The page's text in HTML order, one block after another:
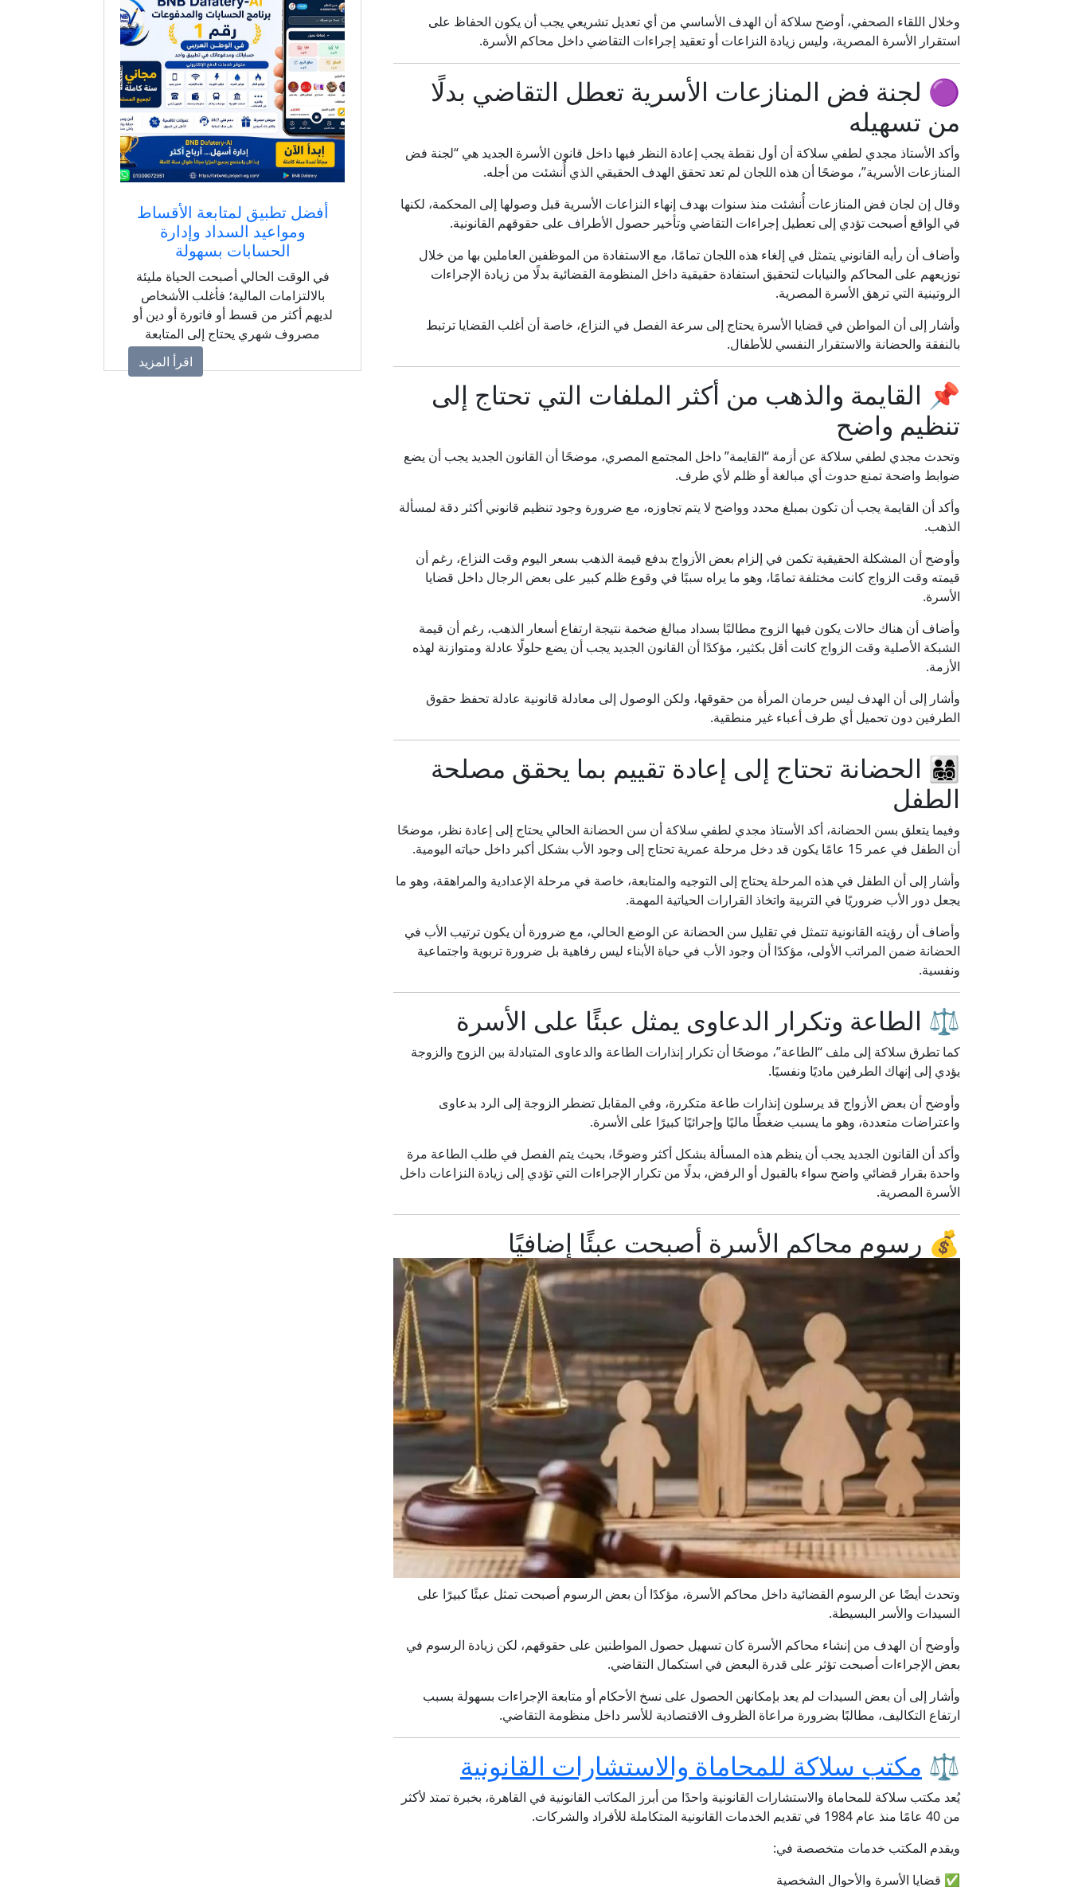
وخلال اللقاء الصحفي، أوضح سلاكة أن الهدف الأساسي من أي تعديل تشريعي يجب أن يكون الحفاظ على
استقرار الأسرة المصرية، وليس زيادة النزاعات أو تعقيد إجراءات التقاضي داخل محاكم الأسرة.
🟣 لجنة فض المنازعات الأسرية تعطل التقاضي بدلًا
من تسهيله
وأكد الأستاذ مجدي لطفي سلاكة أن أول نقطة يجب إعادة النظر فيها داخل قانون الأسرة الجديد هي “لجنة فض
المنازعات الأسرية”، موضحًا أن هذه اللجان لم تعد تحقق الهدف الحقيقي الذي أُنشئت من أجله.
وقال إن لجان فض المنازعات أُنشئت منذ سنوات بهدف إنهاء النزاعات الأسرية قبل وصولها إلى المحكمة، لكنها
في الواقع أصبحت تؤدي إلى تعطيل إجراءات التقاضي وتأخير حصول الأطراف على حقوقهم القانونية.
وأضاف أن رأيه القانوني يتمثل في إلغاء هذه اللجان تمامًا، مع الاستفادة من الموظفين العاملين بها من خلال
توزيعهم على المحاكم والنيابات لتحقيق استفادة حقيقية داخل المنظومة القضائية بدلًا من زيادة الإجراءات
الروتينية التي ترهق الأسرة المصرية.
وأشار إلى أن المواطن في قضايا الأسرة يحتاج إلى سرعة الفصل في النزاع، خاصة أن أغلب القضايا ترتبط
بالنفقة والحضانة والاستقرار النفسي للأطفال.
📌 القايمة والذهب من أكثر الملفات التي تحتاج إلى
تنظيم واضح
وتحدث مجدي لطفي سلاكة عن أزمة “القايمة” داخل المجتمع المصري، موضحًا أن القانون الجديد يجب أن يضع
ضوابط واضحة تمنع حدوث أي مبالغة أو ظلم لأي طرف.
وأكد أن القايمة يجب أن تكون بمبلغ محدد وواضح لا يتم تجاوزه، مع ضرورة وجود تنظيم قانوني أكثر دقة لمسألة
الذهب.
وأوضح أن المشكلة الحقيقية تكمن في إلزام بعض الأزواج بدفع قيمة الذهب بسعر اليوم وقت النزاع، رغم أن
قيمته وقت الزواج كانت مختلفة تمامًا، وهو ما يراه سببًا في وقوع ظلم كبير على بعض الرجال داخل قضايا
الأسرة.
وأضاف أن هناك حالات يكون فيها الزوج مطالبًا بسداد مبالغ ضخمة نتيجة ارتفاع أسعار الذهب، رغم أن قيمة
الشبكة الأصلية وقت الزواج كانت أقل بكثير، مؤكدًا أن القانون الجديد يجب أن يضع حلولًا عادلة ومتوازنة لهذه
الأزمة.
وأشار إلى أن الهدف ليس حرمان المرأة من حقوقها، ولكن الوصول إلى معادلة قانونية عادلة تحفظ حقوق
الطرفين دون تحميل أي طرف أعباء غير منطقية.
👨‍👩‍👧‍👦 الحضانة تحتاج إلى إعادة تقييم بما يحقق مصلحة
الطفل
وفيما يتعلق بسن الحضانة، أكد الأستاذ مجدي لطفي سلاكة أن سن الحضانة الحالي يحتاج إلى إعادة نظر، موضحًا
أن الطفل في عمر 15 عامًا يكون قد دخل مرحلة عمرية تحتاج إلى وجود الأب بشكل أكبر داخل حياته اليومية.
وأشار إلى أن الطفل في هذه المرحلة يحتاج إلى التوجيه والمتابعة، خاصة في مرحلة الإعدادية والمراهقة، وهو ما
يجعل دور الأب ضروريًا في التربية واتخاذ القرارات الحياتية المهمة.
وأضاف أن رؤيته القانونية تتمثل في تقليل سن الحضانة عن الوضع الحالي، مع ضرورة أن يكون ترتيب الأب في
الحضانة ضمن المراتب الأولى، مؤكدًا أن وجود الأب في حياة الأبناء ليس رفاهية بل ضرورة تربوية واجتماعية
ونفسية.
⚖️ الطاعة وتكرار الدعاوى يمثل عبئًا على الأسرة
كما تطرق سلاكة إلى ملف “الطاعة”، موضحًا أن تكرار إنذارات الطاعة والدعاوى المتبادلة بين الزوج والزوجة
يؤدي إلى إنهاك الطرفين ماديًا ونفسيًا.
وأوضح أن بعض الأزواج قد يرسلون إنذارات طاعة متكررة، وفي المقابل تضطر الزوجة إلى الرد بدعاوى
واعتراضات متعددة، وهو ما يسبب ضغطًا ماليًا وإجرائيًا كبيرًا على الأسرة.
وأكد أن القانون الجديد يجب أن ينظم هذه المسألة بشكل أكثر وضوحًا، بحيث يتم الفصل في طلب الطاعة مرة
واحدة بقرار قضائي واضح سواء بالقبول أو الرفض، بدلًا من تكرار الإجراءات التي تؤدي إلى زيادة النزاعات داخل
الأسرة المصرية.
💰 رسوم محاكم الأسرة أصبحت عبئًا إضافيًا
وتحدث أيضًا عن الرسوم القضائية داخل محاكم الأسرة، مؤكدًا أن بعض الرسوم أصبحت تمثل عبئًا كبيرًا على
السيدات والأسر البسيطة.
وأوضح أن الهدف من إنشاء محاكم الأسرة كان تسهيل حصول المواطنين على حقوقهم، لكن زيادة الرسوم في
بعض الإجراءات أصبحت تؤثر على قدرة البعض في استكمال التقاضي.
وأشار إلى أن بعض السيدات لم يعد بإمكانهن الحصول على نسخ الأحكام أو متابعة الإجراءات بسهولة بسبب
ارتفاع التكاليف، مطالبًا بضرورة مراعاة الظروف الاقتصادية للأسر داخل منظومة التقاضي.
⚖️ مكتب سلاكة للمحاماة والاستشارات القانونية
يُعد مكتب سلاكة للمحاماة والاستشارات القانونية واحدًا من أبرز المكاتب القانونية في القاهرة، بخبرة تمتد لأكثر
من 40 عامًا منذ عام 1984 في تقديم الخدمات القانونية المتكاملة للأفراد والشركات.
ويقدم المكتب خدمات متخصصة في:
✅ قضايا الأسرة والأحوال الشخصية
أفضل تطبيق لمتابعة الأقساط
ومواعيد السداد وإدارة
الحسابات بسهولة
في الوقت الحالي أصبحت الحياة مليئة
بالالتزامات المالية؛ فأغلب الأشخاص
لديهم أكثر من قسط أو فاتورة أو دين أو
مصروف شهري يحتاج إلى المتابعة
المستمرة. ومع كثرة المسؤوليات اليومية
والانشغال بالعمل والأسرة، قد يحدث أن
اقرأ المزيد